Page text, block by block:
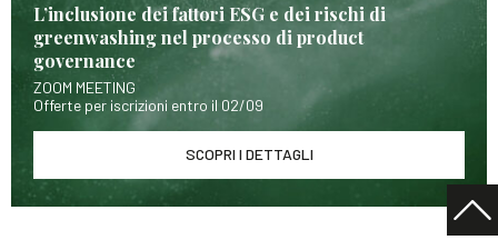
L’inclusione dei fattori ESG e dei rischi di
greenwashing nel processo di product
governance
ZOOM MEETING
Offerte per iscrizioni entro il 02/09
SCOPRI I DETTAGLI